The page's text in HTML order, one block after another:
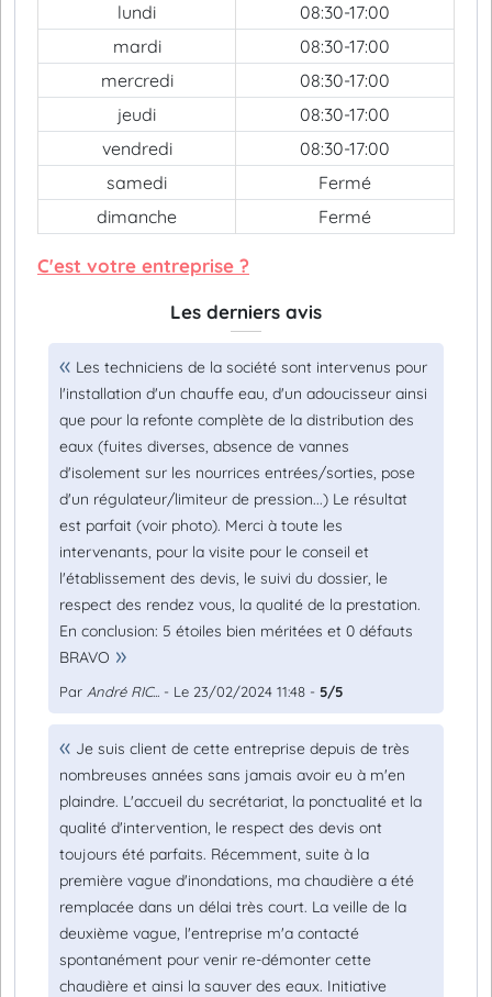
lundi
08:30-17:00
mardi
08:30-17:00
mercredi
08:30-17:00
jeudi
08:30-17:00
vendredi
08:30-17:00
samedi
Fermé
dimanche
Fermé
C'est votre entreprise ?
Les derniers avis
Les techniciens de la société sont intervenus pour
l'installation d'un chauffe eau, d'un adoucisseur ainsi
que pour la refonte complète de la distribution des
eaux (fuites diverses, absence de vannes
d'isolement sur les nourrices entrées/sorties, pose
d'un régulateur/limiteur de pression...) Le résultat
est parfait (voir photo). Merci à toute les
intervenants, pour la visite pour le conseil et
l'établissement des devis, le suivi du dossier, le
respect des rendez vous, la qualité de la prestation.
En conclusion: 5 étoiles bien méritées et 0 défauts
BRAVO
Par André RIC... - Le 23/02/2024 11:48 - 5/5
Je suis client de cette entreprise depuis de très
nombreuses années sans jamais avoir eu à m'en
plaindre. L'accueil du secrétariat, la ponctualité et la
qualité d'intervention, le respect des devis ont
toujours été parfaits. Récemment, suite à la
première vague d'inondations, ma chaudière a été
remplacée dans un délai très court. La veille de la
deuxième vague, l'entreprise m'a contacté
spontanément pour venir re-démonter cette
chaudière et ainsi la sauver des eaux. Initiative